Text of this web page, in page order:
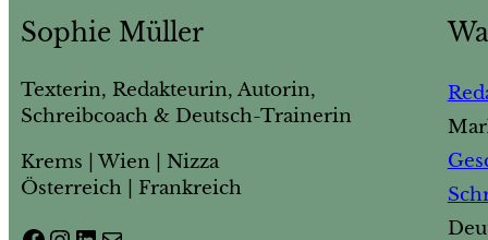
Sophie Müller
Texterin, Redakteurin, Autorin,
Schreibcoach & Deutsch-Trainerin
Krems | Wien | Nizza
Österreich | Frankreich